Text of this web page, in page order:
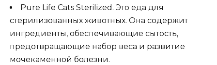
Pure Life Cats Sterilized. Это еда для
стерилизованных животных. Она содержит
ингредиенты, обеспечивающие сытость,
предотвращающие набор веса и развитие
мочекаменной болезни.